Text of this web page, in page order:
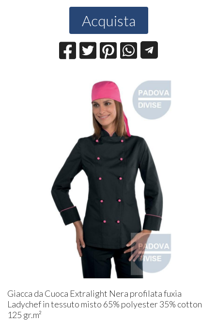
Acquista
Giacca da Cuoca Extralight Nera profilata fuxia
Ladychef in tessuto misto 65% polyester 35% cotton
125 gr.m²